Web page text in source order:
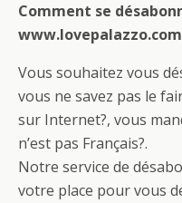
Comment se
Vous souhaitez vous
vous ne savez pas le
sur Internet?, vous
n’est pas Français?.
Notre service de
votre place pour vous